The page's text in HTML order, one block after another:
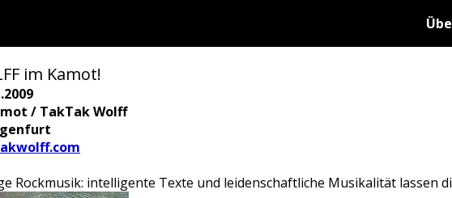
im Kamot!
/ TakTak Wolff
Rockmusik: intelligente Texte und leidenschaftliche Musikalität lassen